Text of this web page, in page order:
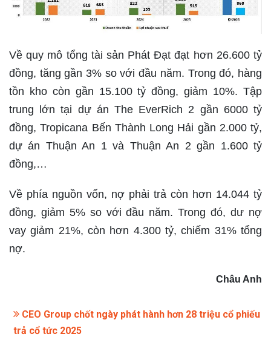
Về quy mô tổng tài sản Phát Đạt đạt hơn 26.600 tỷ
đồng, tăng gần 3% so với đầu năm. Trong đó, hàng
tồn kho còn gần 15.100 tỷ đồng, giảm 10%. Tập
trung lớn tại dự án The EverRich 2 gần 6000 tỷ
đồng, Tropicana Bến Thành Long Hải gần 2.000 tỷ,
dự án Thuận An 1 và Thuận An 2 gần 1.600 tỷ
đồng,…
Về phía nguồn vốn, nợ phải trả còn hơn 14.044 tỷ
đồng, giảm 5% so với đầu năm. Trong đó, dư nợ
vay giảm 21%, còn hơn 4.300 tỷ, chiếm 31% tổng
nợ.
Châu Anh
CEO Group chốt ngày phát hành hơn 28 triệu cổ phiếu
trả cổ tức 2025